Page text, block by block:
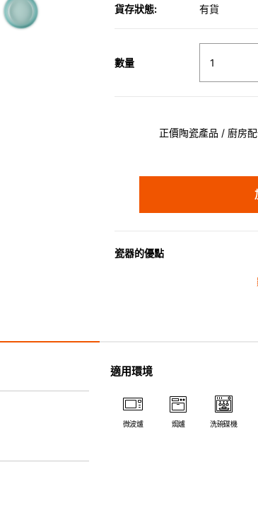
貨存狀態: 有貨
數量
正價陶瓷產品 / 廚房
瓷器的優點
• 耐熱性極佳，適用於微波爐
• 即使經常使用亦不會容易吸取
*不可直接用於熱源上
適用環境
微波爐 焗爐 洗碗碟機